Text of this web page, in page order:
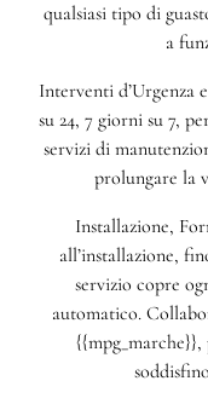
qualsiasi tipo di
a
Interventi d’Urgenza
su 24, 7 giorni su 7,
servizi di
prolungare la
Installazione,
all’installazione,
servizio copre
automatico.